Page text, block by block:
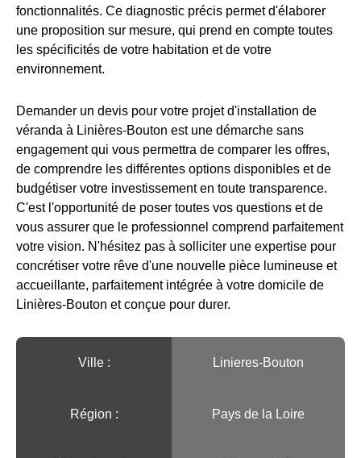
fonctionnalités. Ce diagnostic précis permet d'élaborer
une proposition sur mesure, qui prend en compte toutes
les spécificités de votre habitation et de votre
environnement.
Demander un devis pour votre projet d'installation de
véranda à Linières-Bouton est une démarche sans
engagement qui vous permettra de comparer les offres,
de comprendre les différentes options disponibles et de
budgétiser votre investissement en toute transparence.
C'est l'opportunité de poser toutes vos questions et de
vous assurer que le professionnel comprend parfaitement
votre vision. N'hésitez pas à solliciter une expertise pour
concrétiser votre rêve d'une nouvelle pièce lumineuse et
accueillante, parfaitement intégrée à votre domicile de
Linières-Bouton et conçue pour durer.
Ville :️ Linieres-Bouton
Région :️ Pays de la Loire